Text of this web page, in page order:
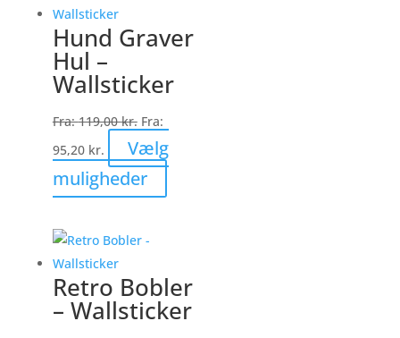
Mulighederne
vælges
varesiden
Hund Graver
Hul –
Wallsticker
Fra:119,00kr. Fra:
95,20 kr.
Vælg
muligheder
vare
Mulighederne
kan
Retro Bobler
– Wallsticker